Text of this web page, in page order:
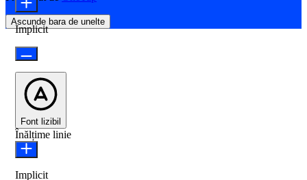
Ascunde bara de unelte
Implicit
Font lizibil
Înălțime linie
Implicit